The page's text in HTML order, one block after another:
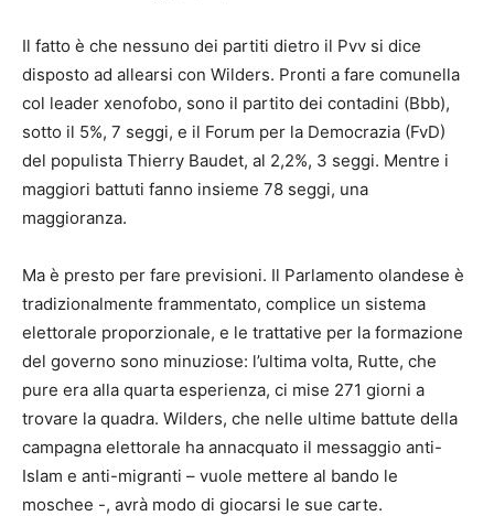
Il fatto è che nessuno dei partiti dietro il Pvv si dice
disposto ad allearsi con Wilders. Pronti a fare comunella
col leader xenofobo, sono il partito dei contadini (Bbb),
sotto il 5%, 7 seggi, e il Forum per la Democrazia (FvD)
del populista Thierry Baudet, al 2,2%, 3 seggi. Mentre i
maggiori battuti fanno insieme 78 seggi, una
maggioranza.
Ma è presto per fare previsioni. Il Parlamento olandese è
tradizionalmente frammentato, complice un sistema
elettorale proporzionale, e le trattative per la formazione
del governo sono minuziose: l’ultima volta, Rutte, che
pure era alla quarta esperienza, ci mise 271 giorni a
trovare la quadra. Wilders, che nelle ultime battute della
campagna elettorale ha annacquato il messaggio anti-
Islam e anti-migranti – vuole mettere al bando le
moschee -, avrà modo di giocarsi le sue carte.